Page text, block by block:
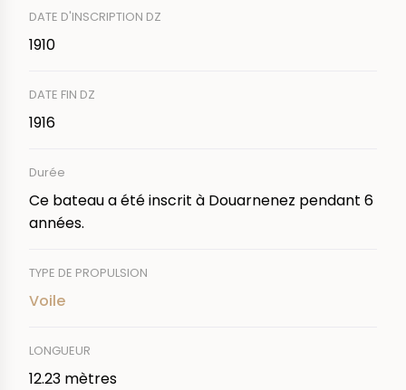
DATE D'INSCRIPTION DZ
1910
DATE FIN DZ
1916
Durée
Ce bateau a été inscrit à Douarnenez pendant 6
années.
TYPE DE PROPULSION
Voile
LONGUEUR
12.23 mètres